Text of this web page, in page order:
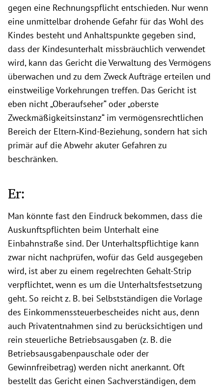
gegen eine Rechnungspflicht entschieden. Nur wenn
eine unmittelbar drohende Gefahr für das Wohl des
Kindes besteht und Anhaltspunkte gegeben sind,
dass der Kindesunterhalt missbräuchlich verwendet
wird, kann das Gericht die Verwaltung des Vermögens
überwachen und zu dem Zweck Aufträge erteilen und
einstweilige Vorkehrungen treffen. Das Gericht ist
eben nicht „Oberaufseher“ oder „oberste
Zweckmäßigkeitsinstanz“ im vermögensrechtlichen
Bereich der Eltern‑Kind-Beziehung, sondern hat sich
primär auf die Abwehr akuter Gefahren zu
beschränken.
Er:
Man könnte fast den Eindruck bekommen, dass die
Auskunftspflichten beim Unterhalt eine
Einbahnstraße sind. Der Unterhaltspflichtige kann
zwar nicht nachprüfen, wofür das Geld ausgegeben
wird, ist aber zu einem regelrechten Gehalt-Strip
verpflichtet, wenn es um die Unterhaltsfestsetzung
geht. So reicht z. B. bei Selbstständigen die Vorlage
des Einkommenssteuerbescheides nicht aus, denn
auch Privatentnahmen sind zu berücksichtigen und
rein steuerliche Betriebsausgaben (z. B. die
Betriebsausgabenpauschale oder der
Gewinnfreibetrag) werden nicht anerkannt. Oft
bestellt das Gericht einen Sachverständigen, dem